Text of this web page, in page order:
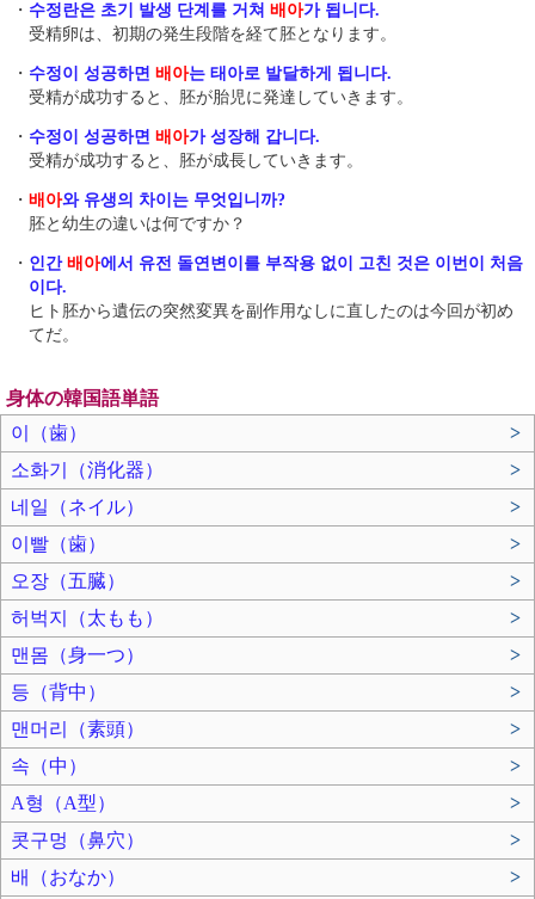
・ 수정란은 초기 발생 단계를 거쳐 배아가 됩니다.
受精卵は、初期の発生段階を経て胚となります。
・ 수정이 성공하면 배아는 태아로 발달하게 됩니다.
受精が成功すると、胚が胎児に発達していきます。
・ 수정이 성공하면 배아가 성장해 갑니다.
受精が成功すると、胚が成長していきます。
・ 배아와 유생의 차이는 무엇입니까?
胚と幼生の違いは何ですか？
・ 인간 배아에서 유전 돌연변이를 부작용 없이 고친 것은 이번이 처음
이다.
ヒト胚から遺伝の突然変異を副作用なしに直したのは今回が初め
てだ。
身体の韓国語単語
이（歯）
>
소화기（消化器）
>
네일（ネイル）
>
이빨（歯）
>
오장（五臓）
>
허벅지（太もも）
>
맨몸（身一つ）
>
등（背中）
>
맨머리（素頭）
>
속（中）
>
A형（A型）
>
콧구멍（鼻穴）
>
배（おなか）
>